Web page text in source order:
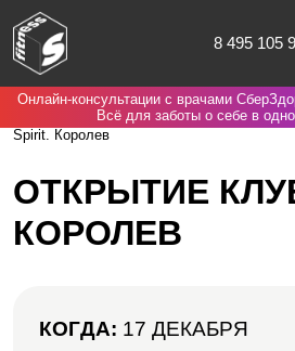
8 495 105
Москва
О НАС
Онлайн-консультации с врачами
Всё для заботы о себе в
Spirit. Fitness Мероприятия в Spirit
Spirit. Королев
ОТКРЫТИЕ
КОРОЛЕВ
КОГДА: 17 ДЕКАБРЯ